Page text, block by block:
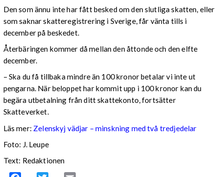
Den som ännu inte har fått besked om den slutliga skatten, eller
som saknar skatteregistrering i Sverige, får vänta tills i
december på beskedet.
Återbäringen kommer då mellan den åttonde och den elfte
december.
– Ska du få tillbaka mindre än 100 kronor betalar vi inte ut
pengarna. När beloppet har kommit upp i 100 kronor kan du
begära utbetalning från ditt skattekonto, fortsätter
Skatteverket.
Läs mer: Zelenskyj vädjar – minskning med två tredjedelar
Foto: J. Leupe
Text: Redaktionen